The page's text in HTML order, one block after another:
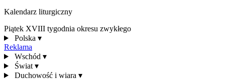
Kalendarz liturgiczny
Piątek XVIII tygodnia okresu zwykłego
Polska ▾
Reklama
Wschód ▾
Świat ▾
Duchowość i wiara ▾